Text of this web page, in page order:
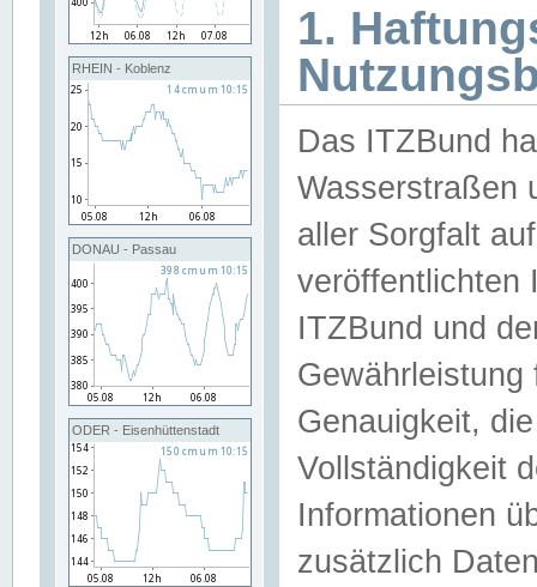
RHEIN - Koblenz
DONAU - Passau
ODER - Eisenhüttenstadt
1.
Das ITZBund
Wasserstraßen
aller Sorgfalt
veröffentlichten
ITZBund und
Genauigkeit,
Vollständigkeit
Informationen
zusätzlich